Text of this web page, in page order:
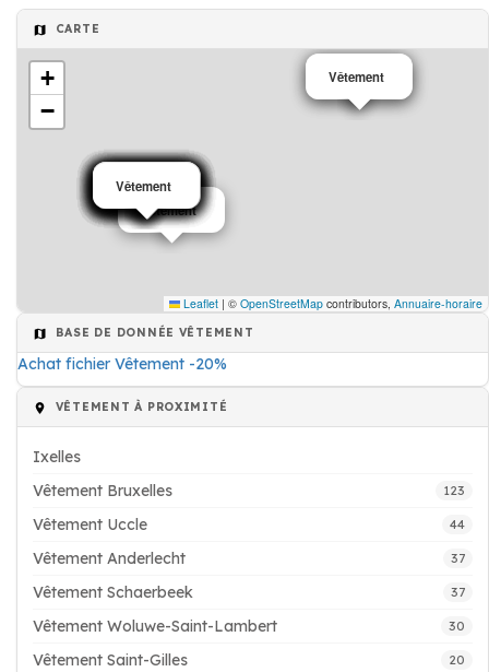
CARTE
Vêtement
Vêtement
Vêtement
Vêtement
Vêtement
Vêtement
Vêtement
Vêtement
Vêtement
Vêtement
Vêtement
Vêtement
Vêtement
Vêtement
Vêtement
Vêtement
Vêtement
Vêtement
Vêtement
Vêtement
+
−
Leaflet | © OpenStreetMap contributors, Annuaire-horaire
BASE DE DONNÉE VÊTEMENT
Achat fichier Vêtement -20%
VÊTEMENT À PROXIMITÉ
Ixelles
Vêtement Bruxelles
123
Vêtement Uccle 44
Vêtement Anderlecht 37
Vêtement Schaerbeek 37
Vêtement Woluwe-Saint-Lambert 30
Vêtement Saint-Gilles 20